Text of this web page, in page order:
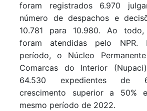
foram registrados 6.970
número de despachos e
10.781 para 10.980. Ao
foram atendidas pelo NPR.
período, o Núcleo
Comarcas do Interior
64.530 expedientes de
crescimento superior a 50%
mesmo período de 2022.